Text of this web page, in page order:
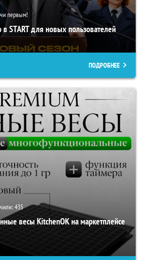
первым!
START для новых пользователей
ПОДРОБНЕЕ
435
весы KitchenOK на маркетплейсе